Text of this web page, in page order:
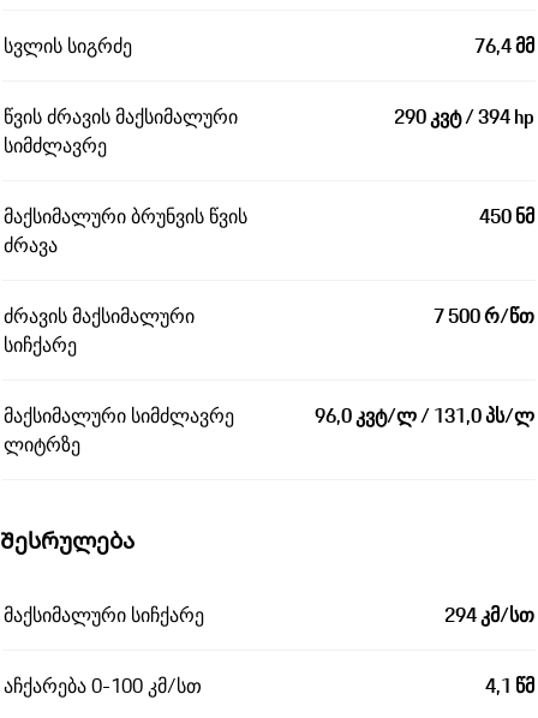
სვლის სიგრძე 76,4 მმ
წვის ძრავის მაქსიმალური
სიმძლავრე
290 კვტ / 394 hp
მაქსიმალური ბრუნვის წვის
ძრავა
450 ნმ
ძრავის მაქსიმალური
სიჩქარე
7 500 რ/წთ
მაქსიმალური სიმძლავრე
ლიტრზე
96,0 კვტ/ლ / 131,0 პს/ლ
Შესრულება
მაქსიმალური სიჩქარე 294 კმ/სთ
აჩქარება 0-100 კმ/სთ 4,1 წმ